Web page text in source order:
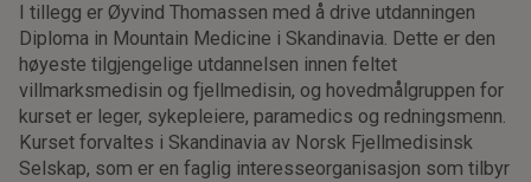
I tillegg er Øyvind Thomassen med å drive utdanningen
Diploma in Mountain Medicine i Skandinavia. Dette er den
høyeste tilgjengelige utdannelsen innen feltet
villmarksmedisin og fjellmedisin, og hovedmålgruppen for
kurset er leger, sykepleiere, paramedics og redningsmenn.
Kurset forvaltes i Skandinavia av Norsk Fjellmedisinsk
Selskap, som er en faglig interesseorganisasjon som tilbyr